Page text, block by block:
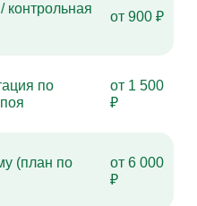
контрольная
от 900 ₽
по
от 1 500
₽
(план по
от 6 000
₽